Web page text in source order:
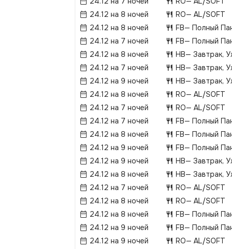
24.12 на 8 ночей
RO— AL/SOFT
24.12 на 8 ночей
FB— Полный
24.12 на 7 ночей
FB— Полный
24.12 на 8 ночей
HB— Завтрак,
24.12 на 7 ночей
HB— Завтрак,
24.12 на 9 ночей
HB— Завтрак,
24.12 на 8 ночей
RO— AL/SOFT
24.12 на 7 ночей
RO— AL/SOFT
24.12 на 7 ночей
FB— Полный
24.12 на 8 ночей
FB— Полный
24.12 на 9 ночей
FB— Полный
24.12 на 9 ночей
HB— Завтрак,
24.12 на 8 ночей
HB— Завтрак,
24.12 на 7 ночей
RO— AL/SOFT
24.12 на 8 ночей
RO— AL/SOFT
24.12 на 8 ночей
FB— Полный
24.12 на 9 ночей
FB— Полный
24.12 на 9 ночей
RO— AL/SOFT